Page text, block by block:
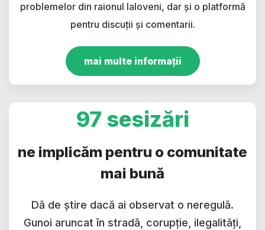
problemelor din raionul Ialoveni, dar și o platformă
pentru discuții și comentarii.
mai multe informații
97 sesizări
ne implicăm pentru o comunitate
mai bună
Dă de știre dacă ai observat o neregulă.
Gunoi aruncat în stradă, corupție, ilegalități,